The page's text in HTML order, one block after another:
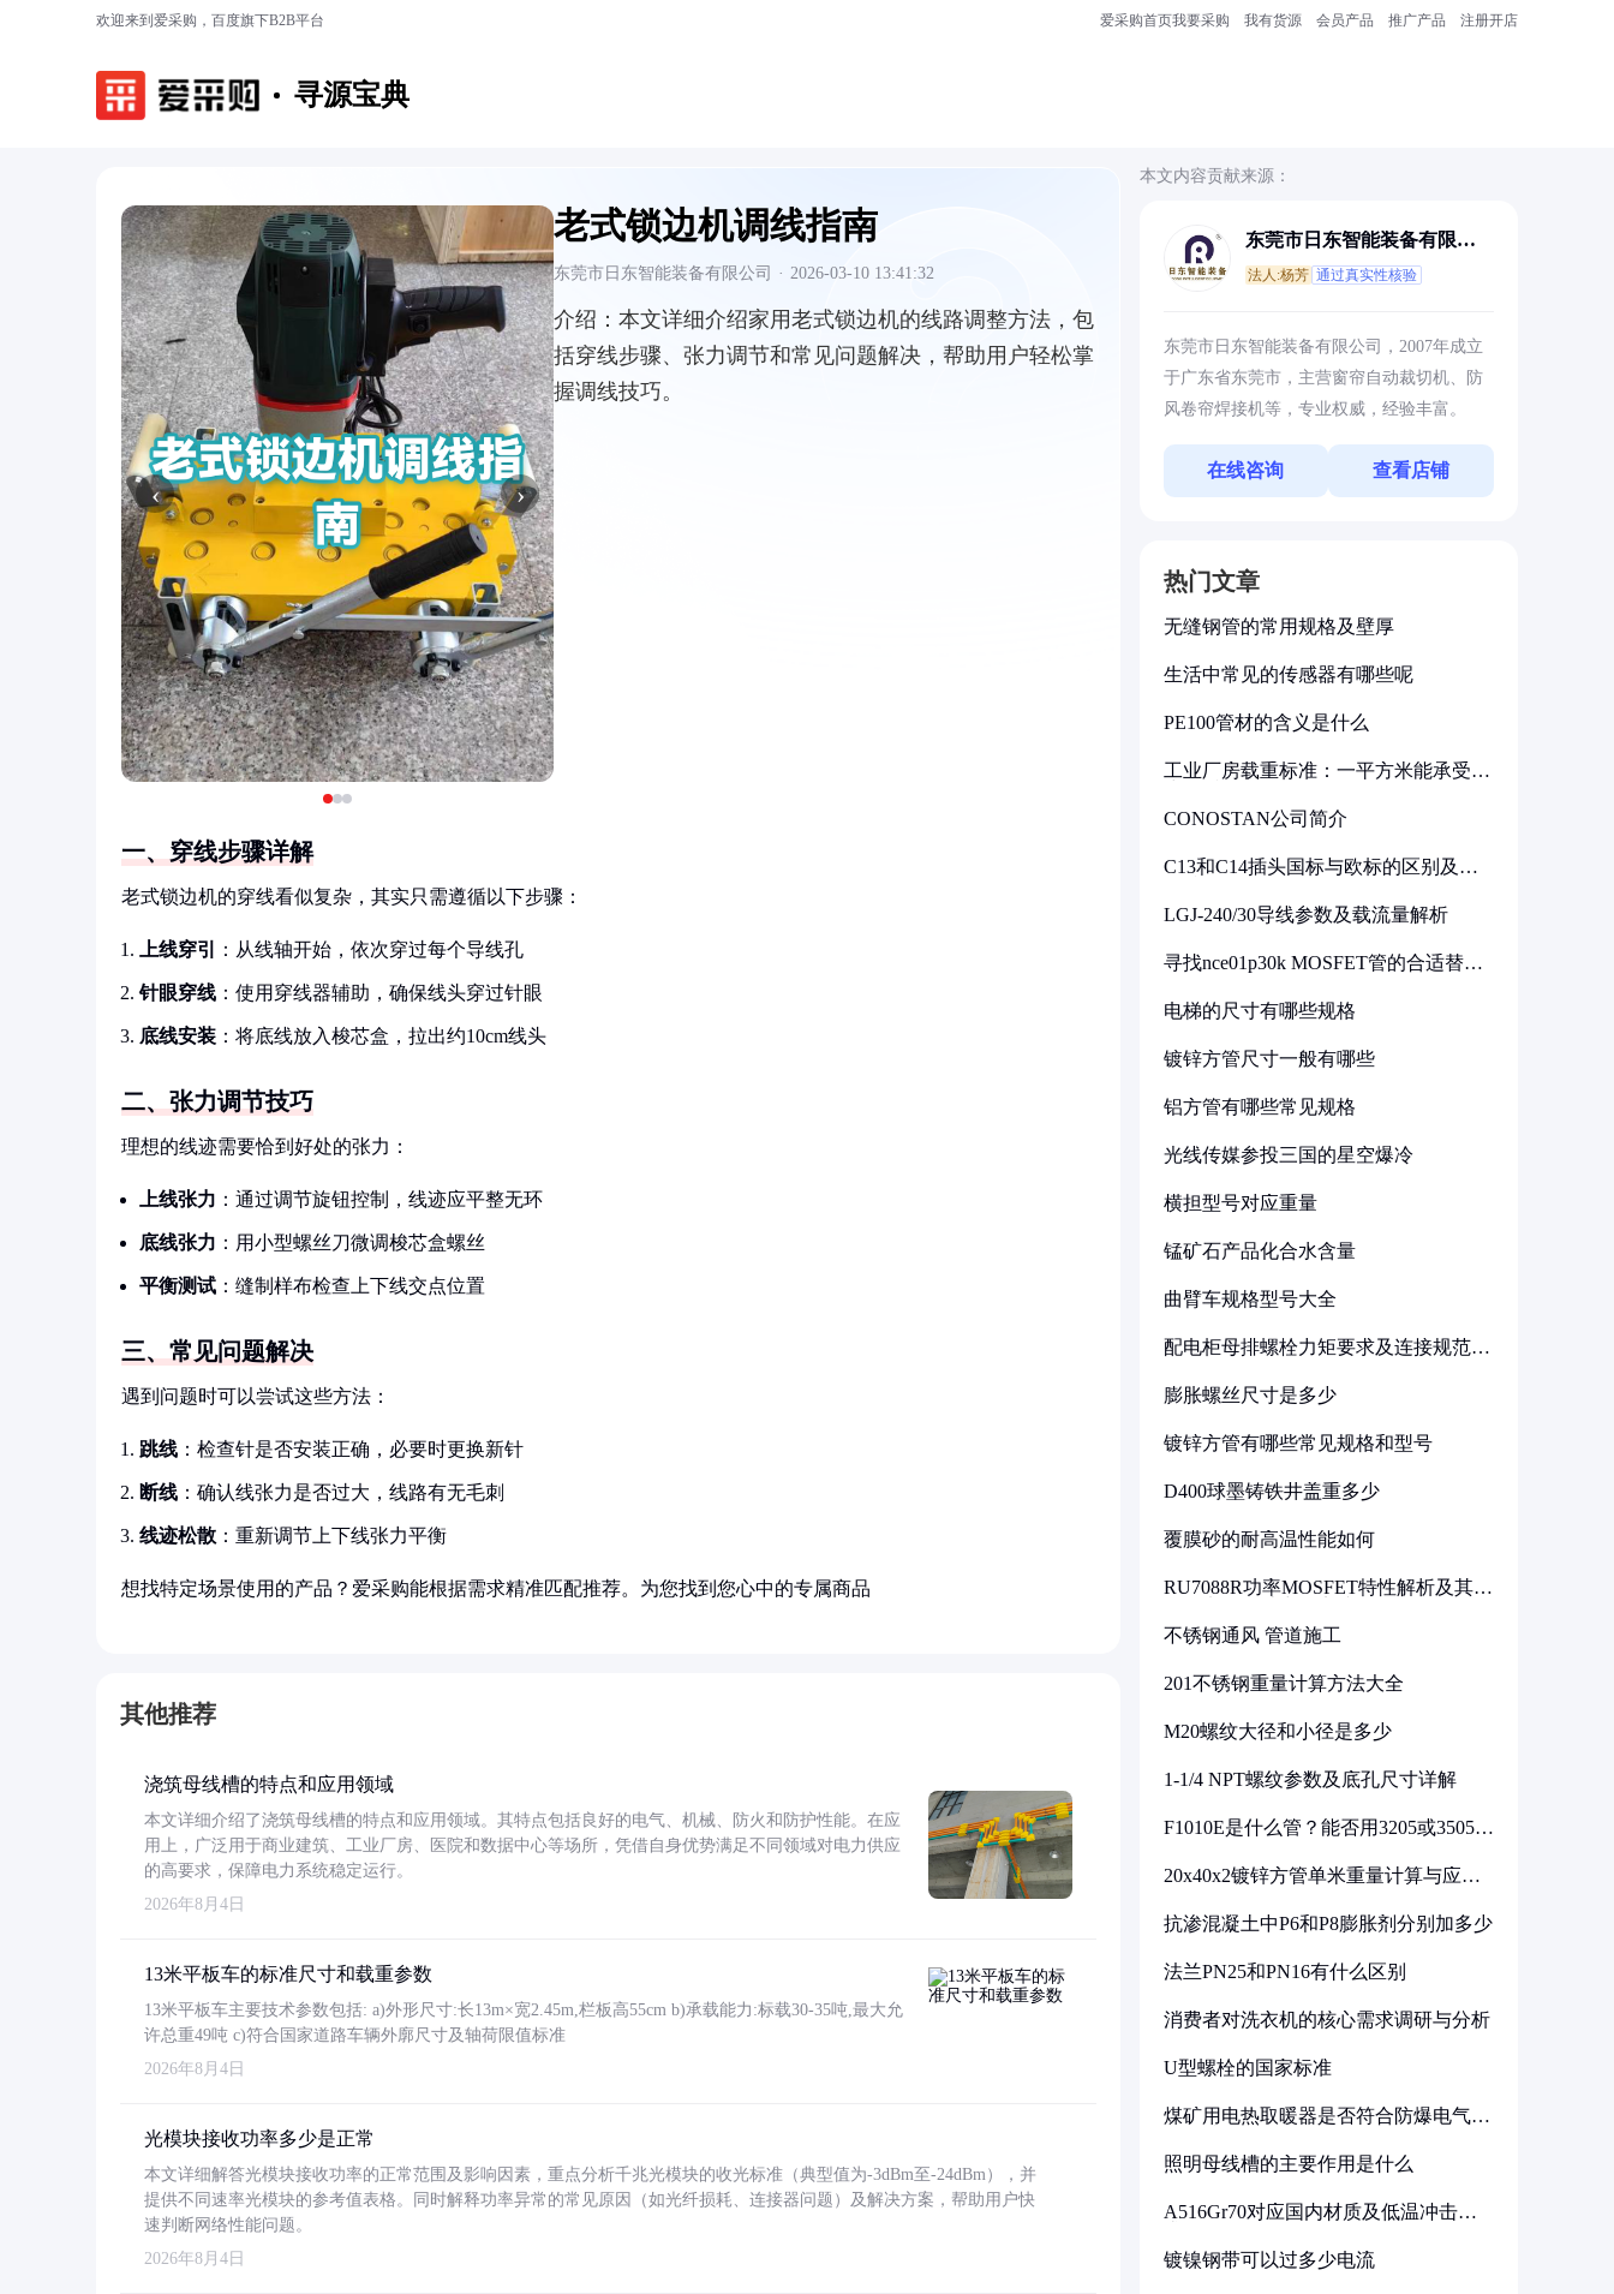
欢迎来到爱采购，百度旗下B2B平台 爱采购首页我要采购 我有货源 会员产品 推广产品 注册开店
寻源宝典
‹ ›
老式锁边机调线指南
东莞市日东智能装备有限公司 · 2026-03-10 13:41:32
介绍： 本文详细介绍家用老式锁边机的线路调整方法，包
括穿线步骤、张力调节和常见问题解决，帮助用户轻松掌
握调线技巧。
一、穿线步骤详解
老式锁边机的穿线看似复杂，其实只需遵循以下步骤：
上线穿引 ：从线轴开始，依次穿过每个导线孔
针眼穿线 ：使用穿线器辅助，确保线头穿过针眼
底线安装 ：将底线放入梭芯盒，拉出约10cm线头
二、张力调节技巧
理想的线迹需要恰到好处的张力：
上线张力 ：通过调节旋钮控制，线迹应平整无环
底线张力 ：用小型螺丝刀微调梭芯盒螺丝
平衡测试 ：缝制样布检查上下线交点位置
三、常见问题解决
遇到问题时可以尝试这些方法：
跳线 ：检查针是否安装正确，必要时更换新针
断线 ：确认线张力是否过大，线路有无毛刺
线迹松散 ：重新调节上下线张力平衡
想找特定场景使用的产品？爱采购能根据需求精准匹配推荐。为您找到您心中的专属商品
其他推荐
浇筑母线槽的特点和应用领域
本文详细介绍了浇筑母线槽的特点和应用领域。其特点包括良好的电气、机械、防火和防护性能。在应
用上，广泛用于商业建筑、工业厂房、医院和数据中心等场所，凭借自身优势满足不同领域对电力供应
的高要求，保障电力系统稳定运行。
2026年8月4日
13米平板车的标准尺寸和载重参数
13米平板车主要技术参数包括: a)外形尺寸:长13m×宽2.45m,栏板高55cm b)承载能力:标载30-35吨,最大允
许总重49吨 c)符合国家道路车辆外廓尺寸及轴荷限值标准
2026年8月4日
光模块接收功率多少是正常
本文详细解答光模块接收功率的正常范围及影响因素，重点分析千兆光模块的收光标准（典型值为-3dBm至-24dBm），并
提供不同速率光模块的参考值表格。同时解释功率异常的常见原因（如光纤损耗、连接器问题）及解决方案，帮助用户快
速判断网络性能问题。
2026年8月4日
本文内容贡献来源：
东莞市日东智能装备有限公
法人:杨芳 通过真实性核验
东莞市日东智能装备有限公司，2007年成立
于广东省东莞市，主营窗帘自动裁切机、防
风卷帘焊接机等，专业权威，经验丰富。
在线咨询 查看店铺
热门文章
无缝钢管的常用规格及壁厚
生活中常见的传感器有哪些呢
PE100管材的含义是什么
工业厂房载重标准：一平方米能承受多
CONOSTAN公司简介
C13和C14插头国标与欧标的区别及其
LGJ-240/30导线参数及载流量解析
寻找nce01p30k MOSFET管的合适替代
电梯的尺寸有哪些规格
镀锌方管尺寸一般有哪些
铝方管有哪些常见规格
光线传媒参投三国的星空爆冷
横担型号对应重量
锰矿石产品化合水含量
曲臂车规格型号大全
配电柜母排螺栓力矩要求及连接规范详
膨胀螺丝尺寸是多少
镀锌方管有哪些常见规格和型号
D400球墨铸铁井盖重多少
覆膜砂的耐高温性能如何
RU7088R功率MOSFET特性解析及其在
不锈钢通风 管道施工
201不锈钢重量计算方法大全
M20螺纹大径和小径是多少
1-1/4 NPT螺纹参数及底孔尺寸详解
F1010E是什么管？能否用3205或3505代
20x40x2镀锌方管单米重量计算与应用
抗渗混凝土中P6和P8膨胀剂分别加多少
法兰PN25和PN16有什么区别
消费者对洗衣机的核心需求调研与分析
U型螺栓的国家标准
煤矿用电热取暖器是否符合防爆电气设
照明母线槽的主要作用是什么
A516Gr70对应国内材质及低温冲击要
镀镍钢带可以过多少电流